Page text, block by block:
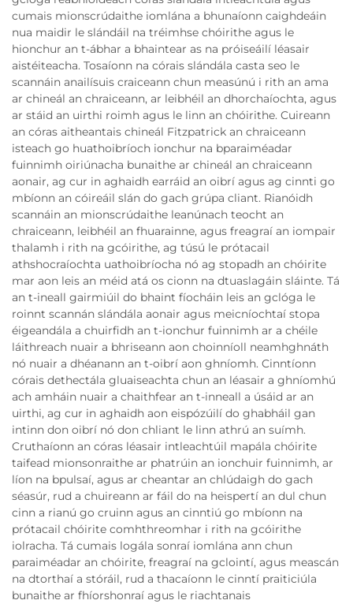
cumais mionscrúdaithe iomlána a bhunaíonn caighdeáin
nua maidir le slándáil na tréimhse chóirithe agus le
hionchur an t-ábhar a bhaintear as na próiseáilí léasair
aistéiteacha. Tosaíonn na córais slándála casta seo le
scannáin anailísuis craiceann chun measúnú i rith an ama
ar chineál an chraiceann, ar leibhéil an dhorchaíochta, agus
ar stáid an uirthi roimh agus le linn an chóirithe. Cuireann
an córas aitheantais chineál Fitzpatrick an chraiceann
isteach go huathoibríoch ionchur na bparaiméadar
fuinnimh oiriúnacha bunaithe ar chineál an chraiceann
aonair, ag cur in aghaidh earráid an oibrí agus ag cinnti go
mbíonn an cóireáil slán do gach grúpa cliant. Rianóidh
scannáin an mionscrúdaithe leanúnach teocht an
chraiceann, leibhéil an fhuarainne, agus freagraí an iompair
thalamh i rith na gcóirithe, ag túsú le prótacail
athshocraíochta uathoibríocha nó ag stopadh an chóirite
mar aon leis an méid atá os cionn na dtuaslagáin sláinte. Tá
an t-ineall gairmiúil do bhaint fíocháin leis an gclóga le
roinnt scannán slándála aonair agus meicníochtaí stopa
éigeandála a chuirfidh an t-ionchur fuinnimh ar a chéile
láithreach nuair a bhriseann aon choinníoll neamhghnáth
nó nuair a dhéanann an t-oibrí aon ghníomh. Cinntíonn
córais dethectála gluaiseachta chun an léasair a ghníomhú
ach amháin nuair a chaithfear an t-inneall a úsáid ar an
uirthi, ag cur in aghaidh aon eispózúilí do ghabháil gan
intinn don oibrí nó don chliant le linn athrú an suímh.
Cruthaíonn an córas léasair intleachtúil mapála chóirite
taifead mionsonraithe ar phatrúin an ionchuir fuinnimh, ar
líon na bpulsaí, agus ar cheantar an chlúdaigh do gach
séasúr, rud a chuireann ar fáil do na heispertí an dul chun
cinn a rianú go cruinn agus an cinntiú go mbíonn na
prótacail chóirite comhthreomhar i rith na gcóirithe
iolracha. Tá cumais logála sonraí iomlána ann chun
paraiméadar an chóirite, freagraí na gclointí, agus meascán
na dtorthaí a stóráil, rud a thacaíonn le cinntí praiticiúla
bunaithe ar fhíorshonraí agus le riachtanais